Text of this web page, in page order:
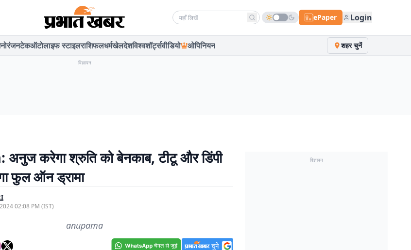
Search news ePaper Login
टेकऑटोलाइफ स्टाइलराशिफलधर्मखेलदेशविश्वशॉर्ट्सवीडियो ओपिनियन शहर चुनें
विज्ञापन
करेगा श्रुति को बेनकाब, टीटू और डिंपी
फुल ऑन ड्रामा
02:08 PM (IST)
anupama
विज्ञापन